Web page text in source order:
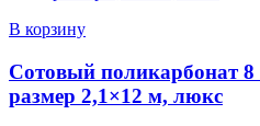
В корзину
Сотовый поликарбонат
размер 2,1×12 м, люкс